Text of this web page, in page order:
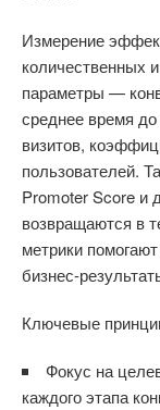
Измерение
количественных
параметры —
среднее время
визитов,
пользователей.
Promoter Score и
возвращаются в
метрики
бизнес-
Ключевые
Фокус на
каждого этапа